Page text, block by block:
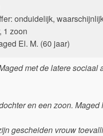
onduidelijk,
1 zoon
El. M. (60 jaar)
met de latere
en een zoon.
gescheiden vrouw